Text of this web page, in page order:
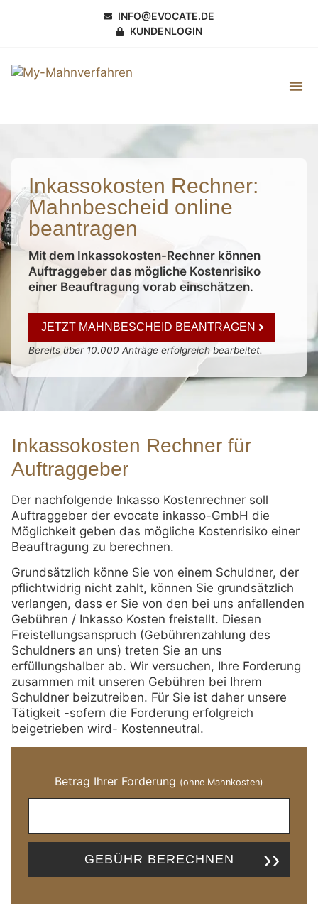
INFO@EVOCATE.DE
KUNDENLOGIN
Inkassokosten Rechner:
Mahnbescheid online
beantragen
Mit dem Inkassokosten-Rechner können
Auftraggeber das mögliche Kostenrisiko
einer Beauftragung vorab einschätzen.
JETZT MAHNBESCHEID BEANTRAGEN
Bereits über 10.000 Anträge erfolgreich bearbeitet.
Inkassokosten Rechner für
Auftraggeber
Der nachfolgende Inkasso Kostenrechner soll
Auftraggeber der evocate inkasso-GmbH die
Möglichkeit geben das mögliche Kostenrisiko einer
Beauftragung zu berechnen.
Grundsätzlich könne Sie von einem Schuldner, der
pflichtwidrig nicht zahlt, können Sie grundsätzlich
verlangen, dass er Sie von den bei uns anfallenden
Gebühren / Inkasso Kosten freistellt. Diesen
Freistellungsanspruch (Gebührenzahlung des
Schuldners an uns) treten Sie an uns
erfüllungshalber ab. Wir versuchen, Ihre Forderung
zusammen mit unseren Gebühren bei Ihrem
Schuldner beizutreiben. Für Sie ist daher unsere
Tätigkeit -sofern die Forderung erfolgreich
beigetrieben wird- Kostenneutral.
Betrag Ihrer Forderung (ohne Mahnkosten)
GEBÜHR BERECHNEN